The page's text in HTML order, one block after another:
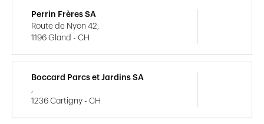
Perrin Frères SA
Route de Nyon 42,
1196 Gland - CH
Boccard Parcs et Jardins SA
1236 Cartigny - CH